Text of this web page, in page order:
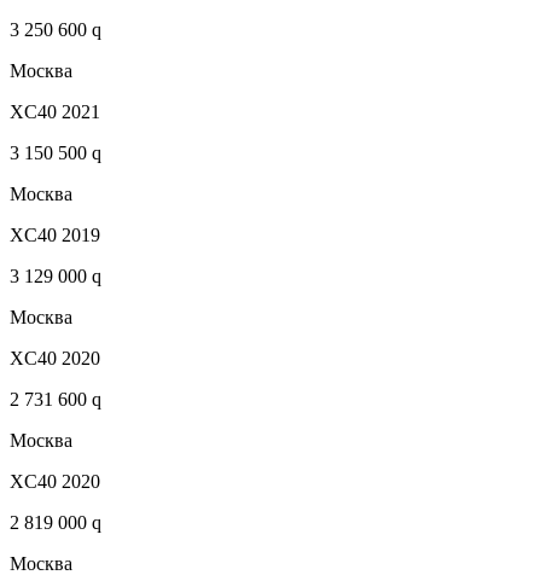
3 250 600 q
Москва
XC40 2021
3 150 500 q
Москва
XC40 2019
3 129 000 q
Москва
XC40 2020
2 731 600 q
Москва
XC40 2020
2 819 000 q
Москва